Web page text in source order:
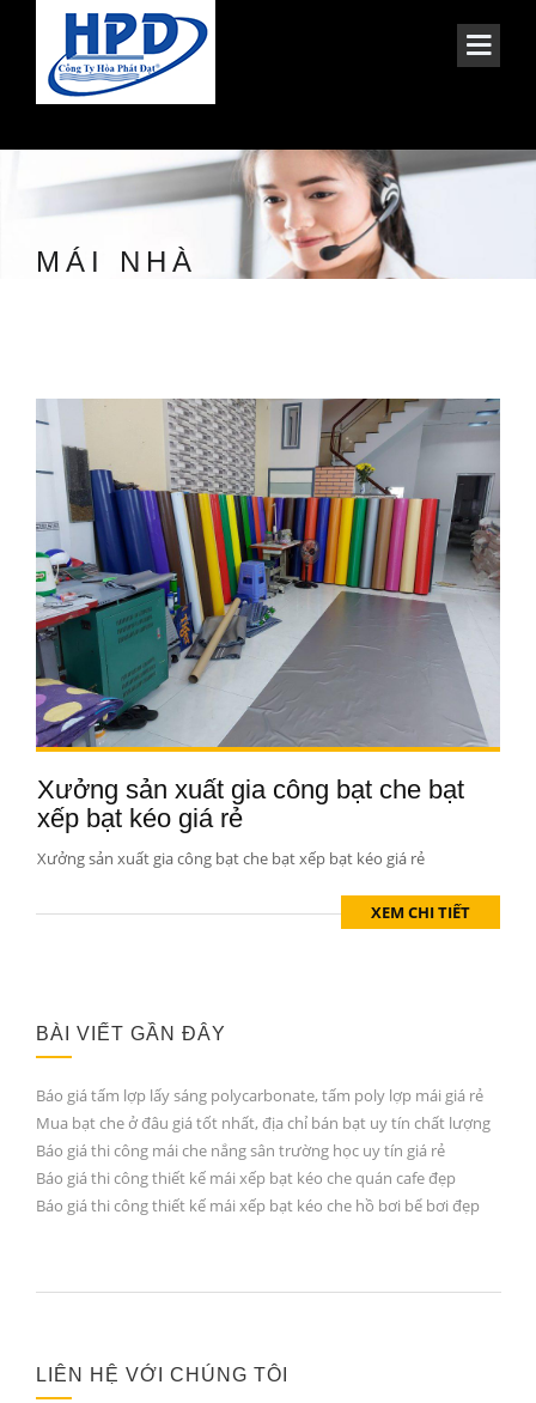
MÁI NHÀ
Xưởng sản xuất gia công bạt che bạt
xếp bạt kéo giá rẻ
Xưởng sản xuất gia công bạt che bạt xếp bạt kéo giá rẻ
XEM CHI TIẾT
BÀI VIẾT GẦN ĐÂY
Báo giá tấm lợp lấy sáng polycarbonate, tấm poly lợp mái giá rẻ
Mua bạt che ở đâu giá tốt nhất, địa chỉ bán bạt uy tín chất lượng
Báo giá thi công mái che nắng sân trường học uy tín giá rẻ
Báo giá thi công thiết kế mái xếp bạt kéo che quán cafe đẹp
Báo giá thi công thiết kế mái xếp bạt kéo che hồ bơi bể bơi đẹp
LIÊN HỆ VỚI CHÚNG TÔI